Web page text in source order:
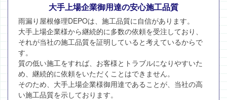
大手上場企業御用達の安心施工品質
雨漏り屋根修理DEPOは、施工品質に自信があります。
大手上場企業様から継続的に多数の依頼を受注しており、
それが当社の施工品質を証明していると考えているからで
す。
質の低い施工をすれば、お客様とトラブルになりやすいた
め、継続的に依頼をいただくことはできません。
そのため、大手上場企業様御用達であることが、当社の高
い施工品質を示しております。